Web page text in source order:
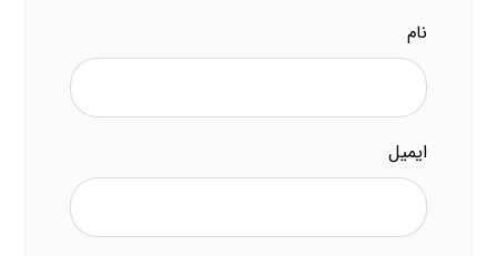
نام
ایمیل